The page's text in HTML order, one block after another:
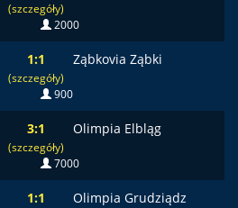
(szczegóły)
2000
1:1
(szczegóły)
Ząbkovia Ząbki
900
3:1
(szczegóły)
Olimpia Elbląg
7000
1:1 Olimpia Grudziądz